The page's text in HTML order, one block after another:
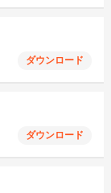
ダウンロード
ダウンロード